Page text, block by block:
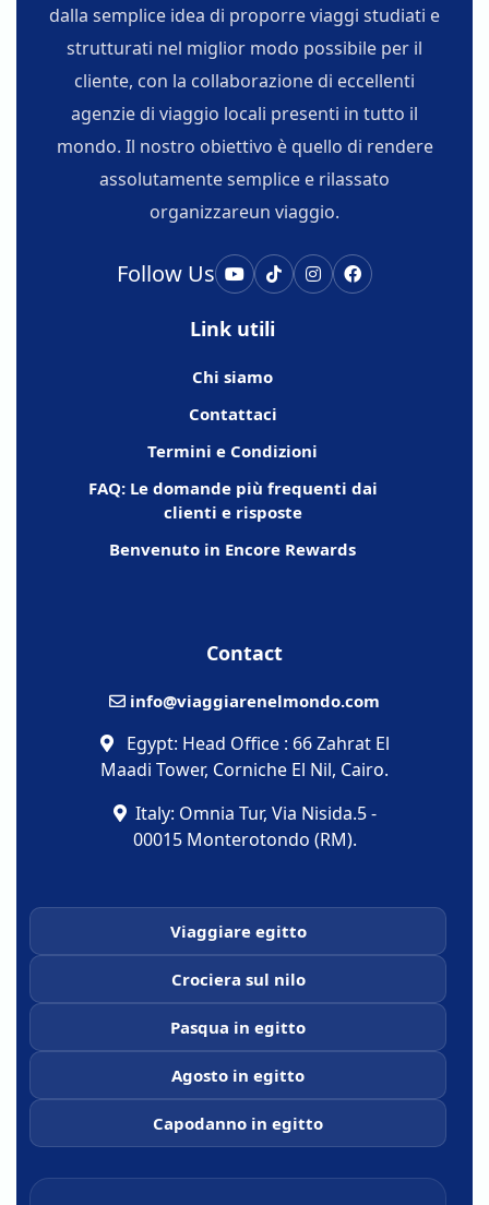
dalla semplice idea di proporre viaggi studiati e
strutturati nel miglior modo possibile per il
cliente, con la collaborazione di eccellenti
agenzie di viaggio locali presenti in tutto il
mondo. Il nostro obiettivo è quello di rendere
assolutamente semplice e rilassato
organizzareun viaggio.
Follow Us
Link utili
Chi siamo
Contattaci
Termini e Condizioni
FAQ: Le domande più frequenti dai
clienti e risposte
Benvenuto in Encore Rewards
Contact
info@viaggiarenelmondo.com
Egypt: Head Office : 66 Zahrat El
Maadi Tower, Corniche El Nil, Cairo.
Italy: Omnia Tur, Via Nisida.5 -
00015 Monterotondo (RM).
Viaggiare egitto
Crociera sul nilo
Pasqua in egitto
Agosto in egitto
Capodanno in egitto